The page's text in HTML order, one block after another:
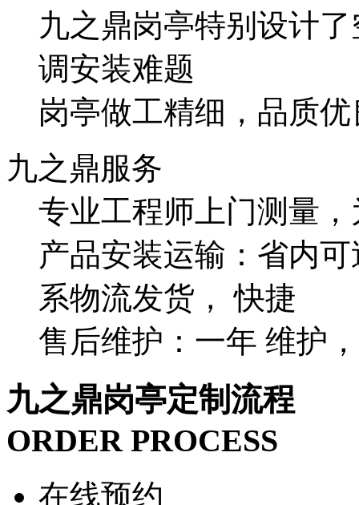
九之鼎岗亭特别设计
调安装难题
岗亭做工精细，品质
九之鼎服务
专业工程师上门测量
产品安装运输：省内
系物流发货， 快捷
售后维护：一年 维护
九之鼎岗亭定制流程
ORDER PROCESS
在线预约